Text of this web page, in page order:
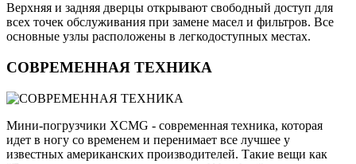
Верхняя и задняя дверцы открывают свободный доступ для
всех точек обслуживания при замене масел и фильтров. Все
основные узлы расположены в легкодоступных местах.
СОВРЕМЕННАЯ ТЕХНИКА
Мини-погрузчики XCMG - современная техника, которая
идет в ногу со временем и перенимает все лучшее у
известных американских производителей. Такие вещи как